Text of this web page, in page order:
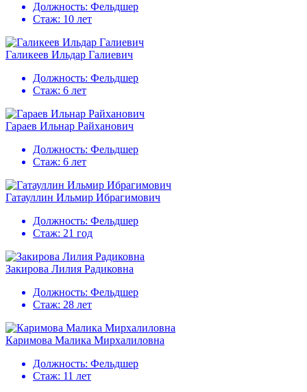
Должность: Фельдшер
Стаж: 10 лет
Галикеев Ильдар Галиевич
Должность: Фельдшер
Стаж: 6 лет
Гараев Ильнар Райханович
Должность: Фельдшер
Стаж: 6 лет
Гатауллин Ильмир Ибрагимович
Должность: Фельдшер
Стаж: 21 год
Закирова Лилия Радиковна
Должность: Фельдшер
Стаж: 28 лет
Каримова Малика Мирхалиловна
Должность: Фельдшер
Стаж: 11 лет